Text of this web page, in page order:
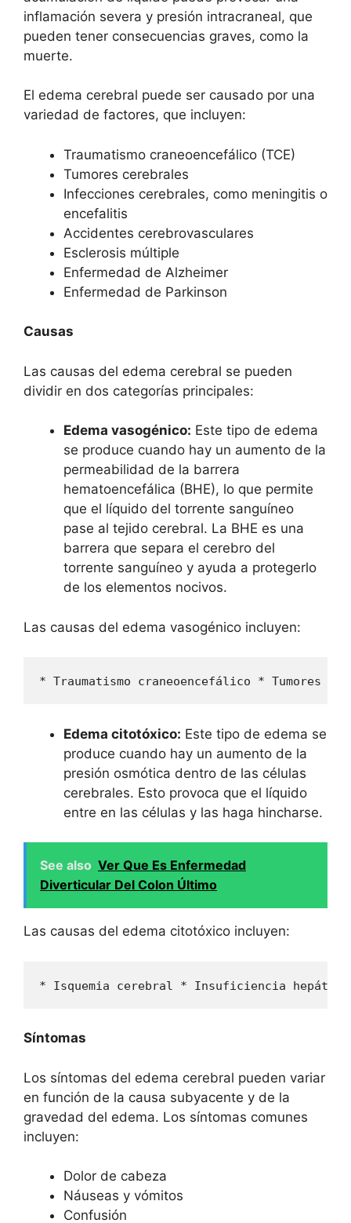
inflamación severa y presión intracraneal, que
pueden tener consecuencias graves, como la
muerte.
El edema cerebral puede ser causado por una
variedad de factores, que incluyen:
Traumatismo craneoencefálico (TCE)
Tumores cerebrales
Infecciones cerebrales, como meningitis o
encefalitis
Accidentes cerebrovasculares
Esclerosis múltiple
Enfermedad de Alzheimer
Enfermedad de Parkinson
Causas
Las causas del edema cerebral se pueden
dividir en dos categorías principales:
Edema vasogénico: Este tipo de edema
se produce cuando hay un aumento de la
permeabilidad de la barrera
hematoencefálica (BHE), lo que permite
que el líquido del torrente sanguíneo
pase al tejido cerebral. La BHE es una
barrera que separa el cerebro del
torrente sanguíneo y ayuda a protegerlo
de los elementos nocivos.
Las causas del edema vasogénico incluyen:
* Traumatismo craneoencefálico * Tumores
Edema citotóxico: Este tipo de edema se
produce cuando hay un aumento de la
presión osmótica dentro de las células
cerebrales. Esto provoca que el líquido
entre en las células y las haga hincharse.
See also Ver Que Es Enfermedad
Diverticular Del Colon Último
Las causas del edema citotóxico incluyen:
* Isquemia cerebral * Insuficiencia
Síntomas
Los síntomas del edema cerebral pueden variar
en función de la causa subyacente y de la
gravedad del edema. Los síntomas comunes
incluyen:
Dolor de cabeza
Náuseas y vómitos
Confusión